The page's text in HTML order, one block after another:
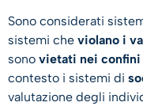
Sono considerati
sistemi che violano i
sono vietati nei confini
contesto i sistemi di
valutazione degli